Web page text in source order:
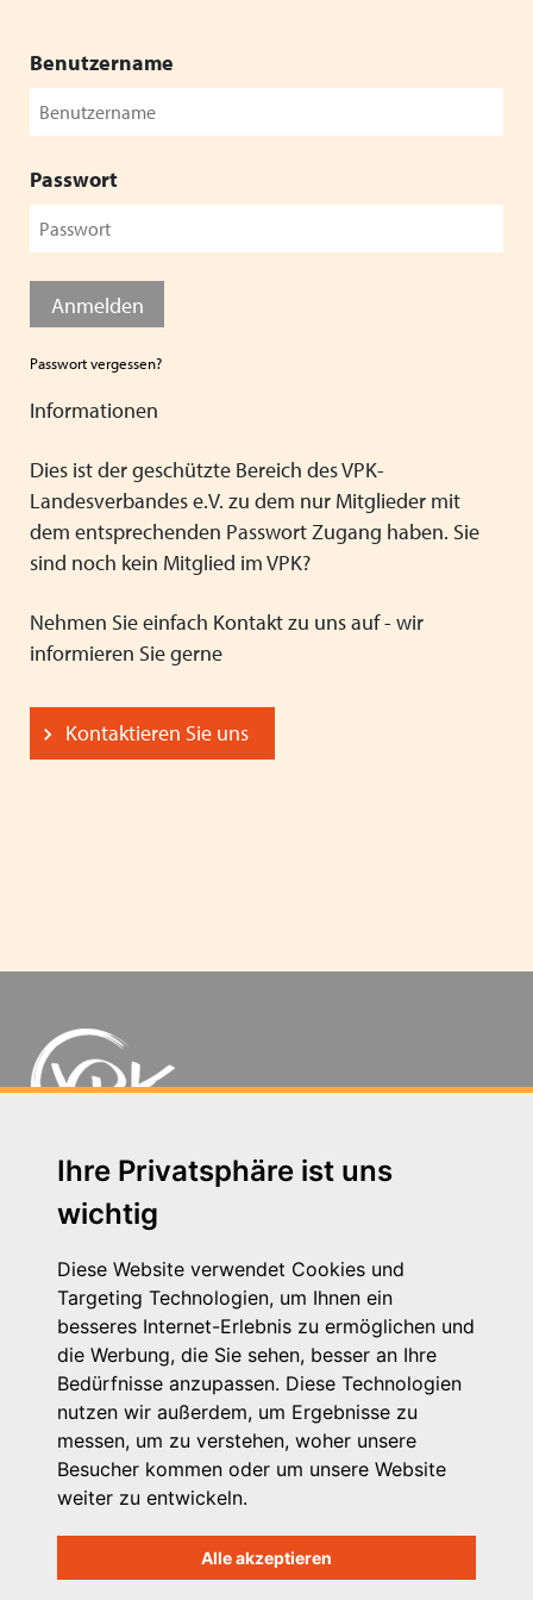
Ihre Privatsphäre ist uns
wichtig
Diese Website verwendet Cookies und
Targeting Technologien, um Ihnen ein
besseres Internet-Erlebnis zu ermöglichen und
die Werbung, die Sie sehen, besser an Ihre
Bedürfnisse anzupassen. Diese Technologien
nutzen wir außerdem, um Ergebnisse zu
messen, um zu verstehen, woher unsere
Besucher kommen oder um unsere Website
weiter zu entwickeln.
Alle akzeptieren
Verbandsrat
Stellenaussschreibung
Benutzername
Passwort
Anmelden
Passwort vergessen?
Informationen
Dies ist der geschützte Bereich des VPK-
Landesverbandes e.V. zu dem nur Mitglieder mit
dem entsprechenden Passwort Zugang haben. Sie
sind noch kein Mitglied im VPK?
Nehmen Sie einfach Kontakt zu uns auf - wir
informieren Sie gerne
Kontaktieren Sie uns
Geschwister-Scholl-Straße 83 - 14471 Potsdam
Tel. 0331 - 58 11 53 77
E-Mail: office@vpk-brb.de
Kontakt
Impressum
Datenschutzhinweis
Login